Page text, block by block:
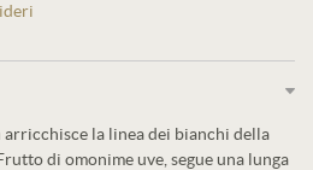
la linea dei bianchi della
di omonime uve, segue una lunga